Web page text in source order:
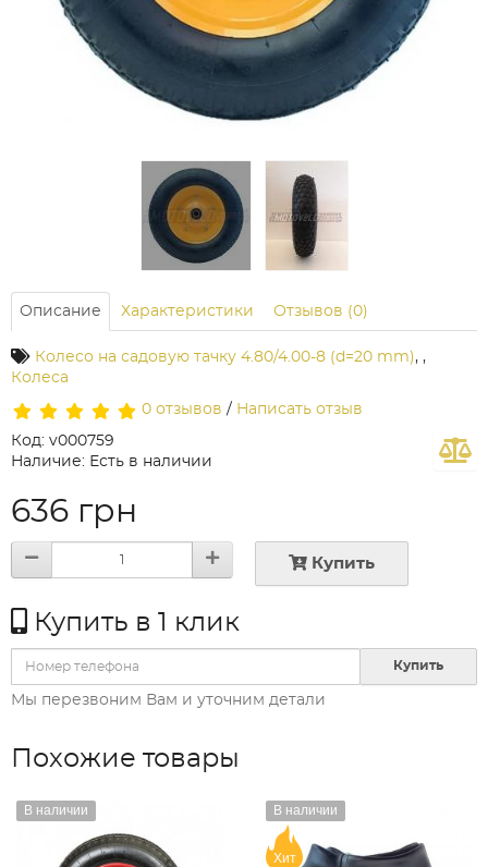
Описание Характеристики Отзывов (0)
Колесо на садовую тачку 4.80/4.00-8 (d=20 mm), ,
Колеса
0 отзывов / Написать отзыв
Код: v000759
Наличие: Есть в наличии
636 грн
Купить
Купить в 1 клик
Купить
Мы перезвоним Вам и уточним детали
Похожие товары
В наличии В наличии
Хит